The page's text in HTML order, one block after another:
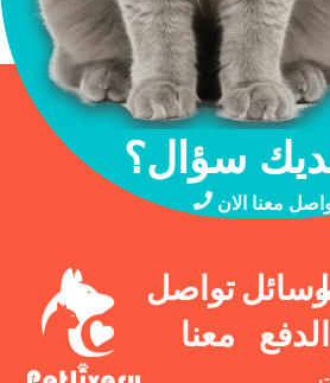
سؤال؟
معنا الان
وسائل
الدفع
تواصل
معنا